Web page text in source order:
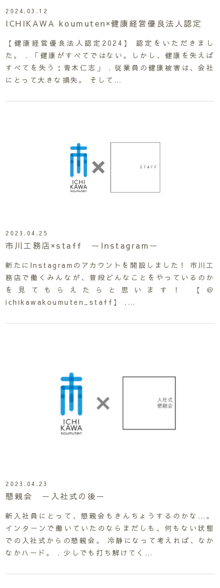
2024.03.12
ICHIKAWA koumuten×健康経営優良法人認定
【健康経営優良法人認定2024】 認定をいただきまし
た。 . 「健康がすべてではない。しかし、健康を失えば
すべてを失う：青木仁志」 . 従業員の健康被害は、会社
にとって大きな損失。 そして…
2023.04.25
市川工務店×staff ーInstagramー
新たにInstagramのアカウントを開設しました！ 市川工
務店で働くみんなが、普段どんなことをやっているのか
を見てもらえたらと思います！ 【＠
ichikawakoumuten_staff】 .…
2023.04.23
懇親会 ー入社式の後ー
新入社員にとって、懇親会もきんちょうするのかな…。
インターンで働いていたのならまだしも、何もない状態
での入社式からの懇親会。 冷静になって考えれば、なか
なかハード。 . 少しでも打ち解けてく…